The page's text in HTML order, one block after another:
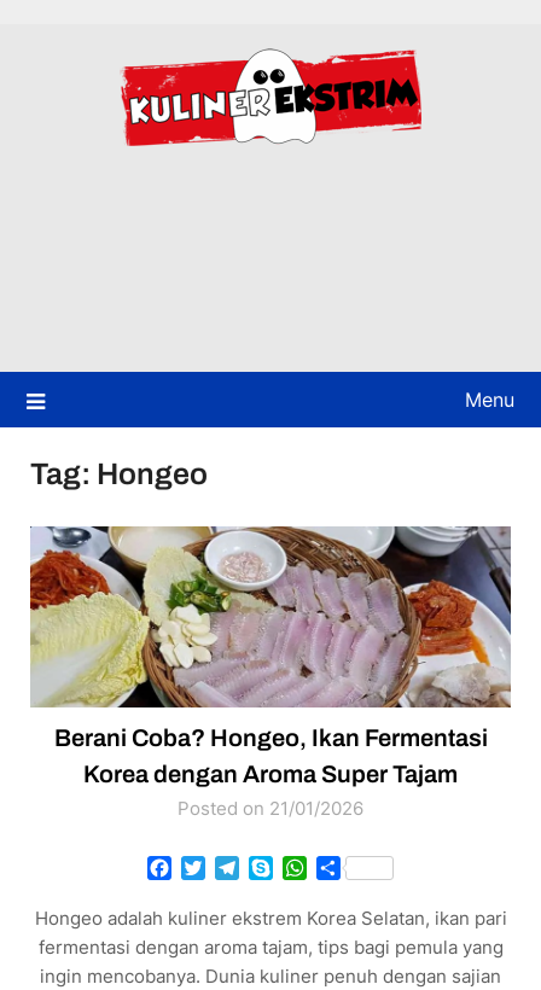
Menu
Tag: Hongeo
Berani Coba? Hongeo, Ikan Fermentasi
Korea dengan Aroma Super Tajam
Posted on 21/01/2026
Facebook
TwitterTelegram
SkypeWhatsApp
Share
Hongeo adalah kuliner ekstrem Korea Selatan, ikan pari
fermentasi dengan aroma tajam, tips bagi pemula yang
ingin mencobanya. Dunia kuliner penuh dengan sajian